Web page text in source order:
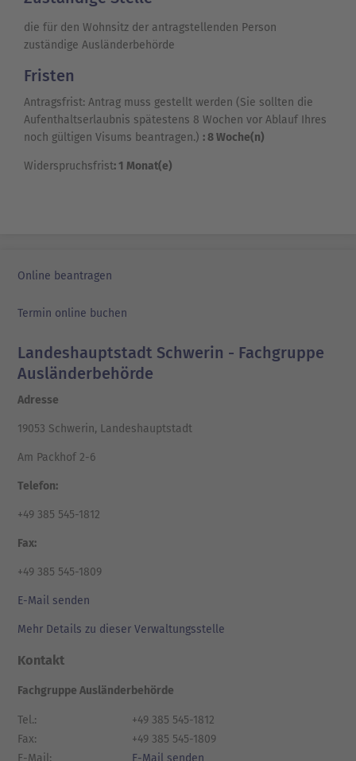
die für den Wohnsitz der antragstellenden Person
zuständige Ausländerbehörde
Fristen
Antragsfrist: Antrag muss gestellt werden (Sie sollten die
Aufenthaltserlaubnis spätestens 8 Wochen vor Ablauf Ihres
noch gültigen Visums beantragen.) : 8 Woche(n)
Widerspruchsfrist: 1 Monat(e)
Online beantragen
Termin online buchen
Landeshauptstadt Schwerin - Fachgruppe
Ausländerbehörde
Adresse
19053 Schwerin, Landeshauptstadt
Am Packhof 2-6
Telefon:
+49 385 545-1812
Fax:
+49 385 545-1809
E-Mail senden
Mehr Details zu dieser Verwaltungsstelle
Kontakt
Fachgruppe Ausländerbehörde
Tel.:
+49 385 545-1812
Fax:
+49 385 545-1809
E-Mail:
E-Mail senden